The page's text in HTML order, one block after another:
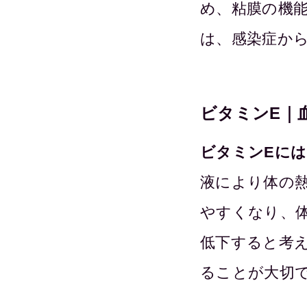
め、粘膜の機
は、感染症か
ビタミンE｜
ビタミンEに
液により体の
やすくなり、
低下すると考
ることが大切